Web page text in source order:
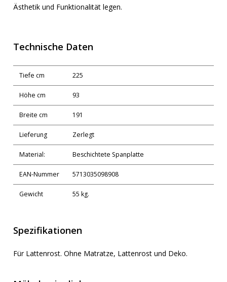
Ästhetik und Funktionalität legen.
Technische Daten
Tiefe cm 225
Höhe cm 93
Breite cm 191
Lieferung Zerlegt
Material: Beschichtete Spanplatte
EAN-Nummer 5713035098908
Gewicht 55 kg.
Spezifikationen
Für Lattenrost. Ohne Matratze, Lattenrost und Deko.